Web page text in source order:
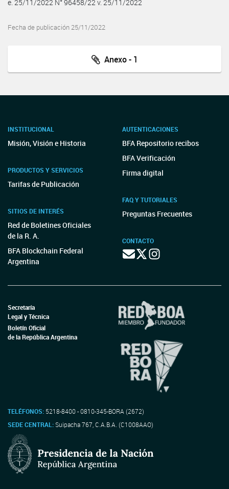
e. 25/11/2022 N° 96458/22 v. 25/11/2022
Fecha de publicación 25/11/2022
Anexo - 1
INSTITUCIONAL
Misión, Visión e Historia
PRODUCTOS Y SERVICIOS
Tarifas de Publicación
SITIOS DE INTERÉS
Red de Boletines Oficiales
de la R. A.
BFA Blockchain Federal
Argentina
AUTENTICACIONES
BFA Repositorio recibos
BFA Verificación
Firma digital
FAQ Y TUTORIALES
Preguntas Frecuentes
CONTACTO
Secretaría
Legal y Técnica
Boletín Oficial
de la República Argentina
TELÉFONOS: 5218-8400 - 0810-345-BORA (2672)
SEDE CENTRAL:Suipacha 767, C.A.B.A. (C1008AAO)